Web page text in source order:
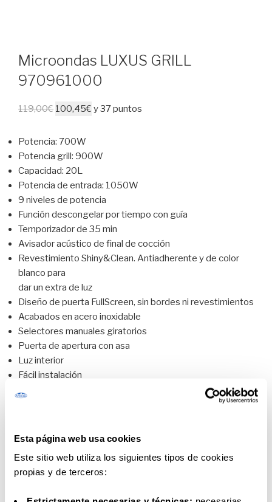
Esta página web usa cookies
Este sitio web utiliza los siguientes tipos de cookies
propias y de terceros:
Microondas LUXUS GRILL
970961000
119,00€ 100,45€ y 37 puntos
Potencia: 700W
Potencia grill: 900W
Capacidad: 20L
Potencia de entrada: 1050W
9 niveles de potencia
Función descongelar por tiempo con guía
Temporizador de 35 min
Avisador acústico de final de cocción
Revestimiento Shiny&Clean. Antiadherente y de color
blanco para
dar un extra de luz
Diseño de puerta FullScreen, sin bordes ni revestimientos
Acabados en acero inoxidable
Selectores manuales giratorios
Puerta de apertura con asa
Luz interior
Fácil instalación
SKU:HOPEUS212 Categoría:Cocina